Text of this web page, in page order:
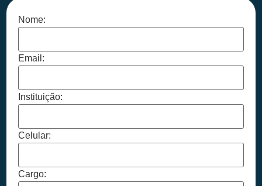
Nome:
Email:
Instituição:
Celular:
Cargo: